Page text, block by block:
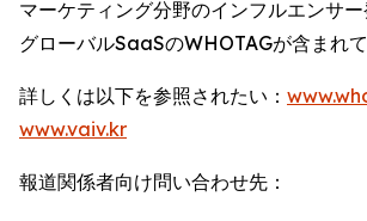
マーケティング分野のインフルエンサ
グローバルSaaSのWHOTAGが含まれて
詳しくは以下を参照されたい：
www.vaiv.kr
報道関係者向け問い合わせ先：